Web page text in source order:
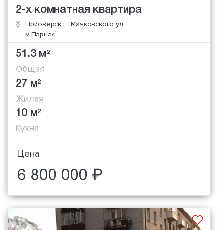
2-х комнатная квартира
Приозерск г., Маяковского ул.
м.Парнас
51.3 м2
Общая
27 м2
Жилая
10 м2
Кухня
Цена
6 800 000 ₽